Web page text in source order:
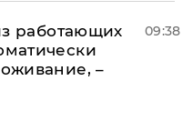
работающих
–
09:38